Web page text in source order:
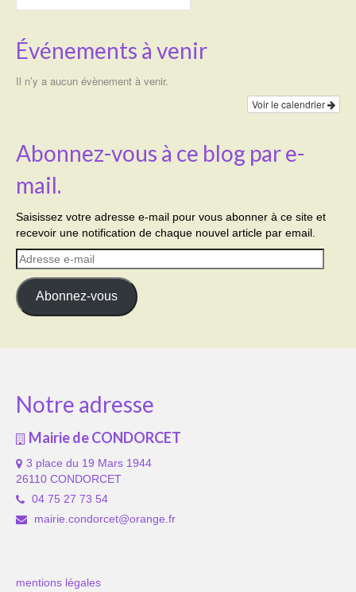
Événements à venir
Il n’y a aucun évènement à venir.
Voir le calendrier
Abonnez-vous à ce blog par e-
mail.
Saisissez votre adresse e-mail pour vous abonner à ce site et
recevoir une notification de chaque nouvel article par email.
Adresse
e-
mail
Abonnez-vous
Notre adresse
Mairie de CONDORCET
3 place du 19 Mars 1944
26110 CONDORCET
04 75 27 73 54
mairie.condorcet@orange.fr
mentions légales